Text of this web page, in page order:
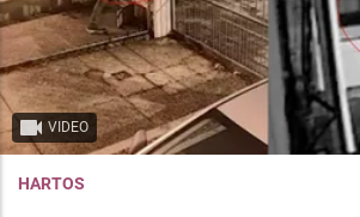
VIDEO
HARTOS